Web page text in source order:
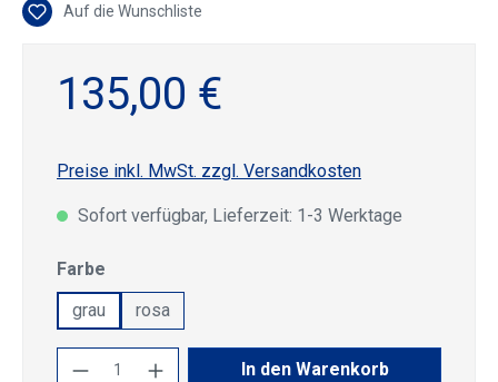
Auf die Wunschliste
135,00 €
Preise inkl. MwSt. zzgl. Versandkosten
Sofort verfügbar, Lieferzeit: 1-3 Werktage
Farbe
grau
rosa
Produkt Anzahl: Gib den gewünschten
In den Warenkorb